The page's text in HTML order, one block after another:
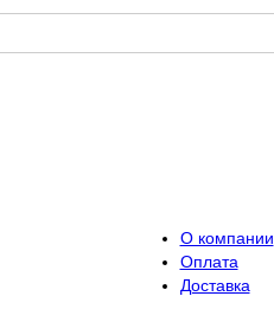
О компании
Оплата
Доставка